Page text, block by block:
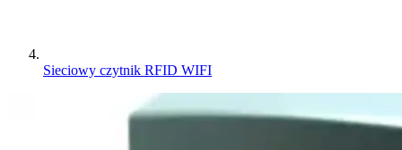
Sieciowy czytnik RFID WIFI